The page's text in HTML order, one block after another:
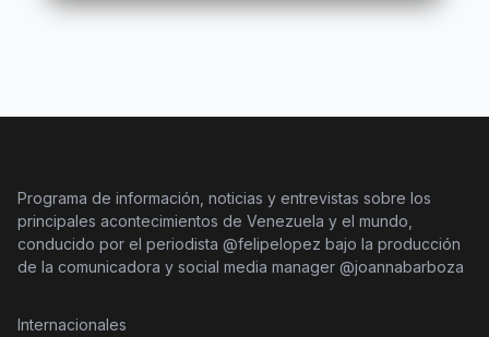
Programa de información, noticias y entrevistas sobre los
principales acontecimientos de Venezuela y el mundo,
conducido por el periodista @felipelopez bajo la producción
de la comunicadora y social media manager @joannabarboza
Internacionales